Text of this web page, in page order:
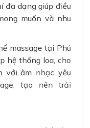
đa dạng giúp điều
muốn và nhu
massage tại Phú
hệ thống loa, cho
với âm nhạc yêu
tạo nên trải